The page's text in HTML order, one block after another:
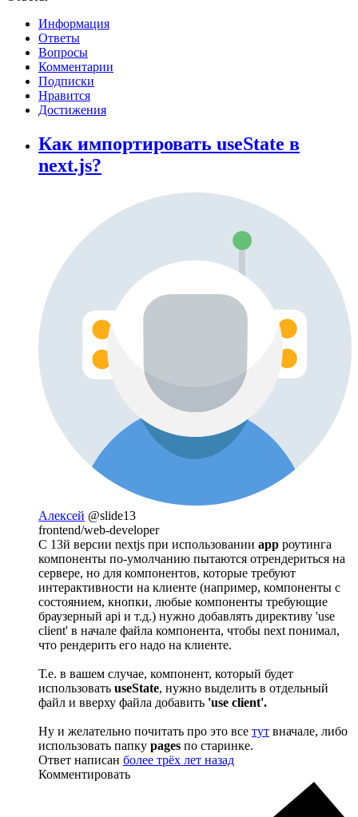
Информация
Ответы
Вопросы
Комментарии
Подписки
Нравится
Достижения
Как импортировать useState в
next.js?
Алексей @slide13
frontend/web-developer
С 13й версии nextjs при использовании app роутинга
компоненты по-умолчанию пытаются отрендериться на
сервере, но для компонентов, которые требуют
интерактивности на клиенте (например, компоненты с
состоянием, кнопки, любые компоненты требующие
браузерный api и т.д.) нужно добавлять директиву 'use
client' в начале файла компонента, чтобы next понимал,
что рендерить его надо на клиенте.
Т.е. в вашем случае, компонент, который будет
использовать useState, нужно выделить в отдельный
файл и вверху файла добавить 'use client'.
Ну и желательно почитать про это все тут вначале, либо
использовать папку pages по старинке.
Ответ написан более трёх лет назад
Комментировать